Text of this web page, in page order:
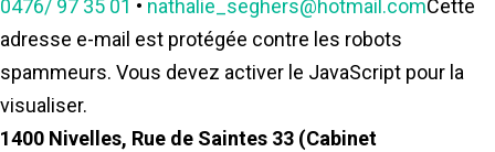
0476/ 97 35 01 • nathalie_seghers@hotmail.comCette
adresse e-mail est protégée contre les robots
spammeurs. Vous devez activer le JavaScript pour la
visualiser.
1400 Nivelles, Rue de Saintes 33 (Cabinet